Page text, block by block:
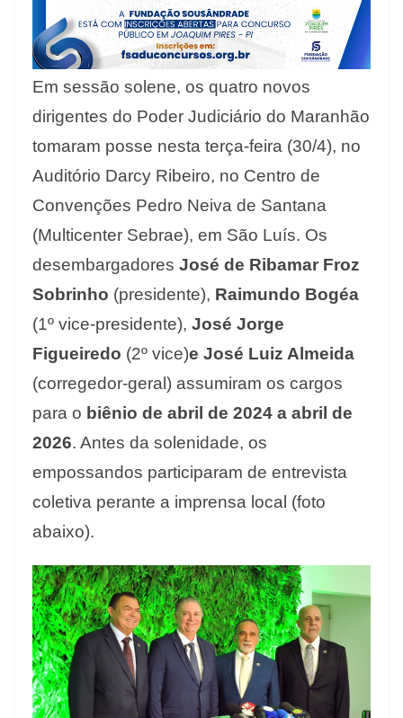
Em sessão solene, os quatro novos
dirigentes do Poder Judiciário do Maranhão
tomaram posse nesta terça-feira (30/4), no
Auditório Darcy Ribeiro, no Centro de
Convenções Pedro Neiva de Santana
(Multicenter Sebrae), em São Luís. Os
desembargadores José de Ribamar Froz
Sobrinho (presidente), Raimundo Bogéa
(1º vice-presidente), José Jorge
Figueiredo (2º vice)e José Luiz Almeida
(corregedor-geral) assumiram os cargos
para o biênio de abril de 2024 a abril de
2026. Antes da solenidade, os
empossandos participaram de entrevista
coletiva perante a imprensa local (foto
abaixo).